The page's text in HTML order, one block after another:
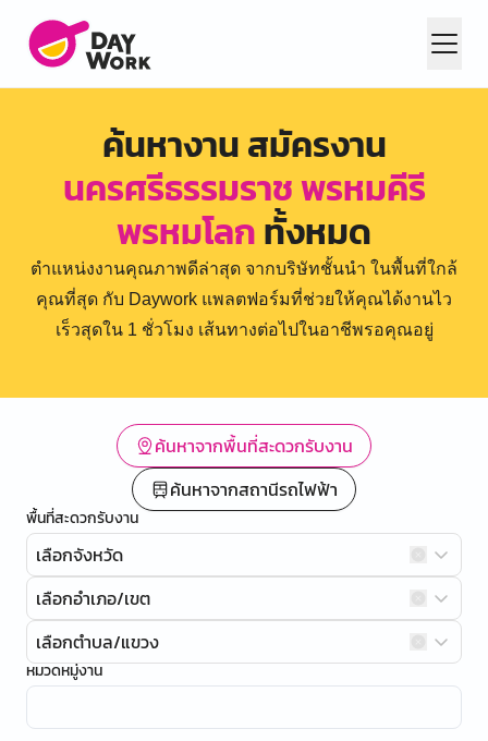
ค้นหางาน สมัครงาน
นครศรีธรรมราช พรหมคีรี
พรหมโลกทั้งหมด
ตำแหน่งงานคุณภาพดีล่าสุด จากบริษัทชั้นนำ ในพื้นที่ใกล้
คุณที่สุด กับ Daywork แพลตฟอร์มที่ช่วยให้คุณได้งานไว
เร็วสุดใน 1 ชั่วโมง เส้นทางต่อไปในอาชีพรอคุณอยู่
ค้นหาจากพื้นที่สะดวกรับงาน
ค้นหาจากสถานีรถไฟฟ้า
พื้นที่สะดวกรับงาน
เลือกจังหวัด
เลือกอำเภอ/เขต
เลือกตำบล/แขวง
หมวดหมู่งาน